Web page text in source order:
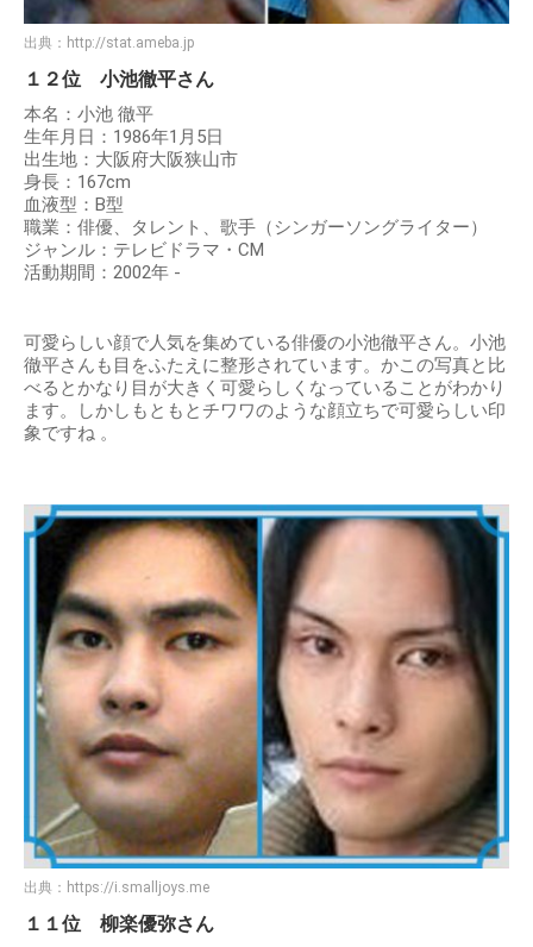
出典： http://stat.ameba.jp
１２位 小池徹平さん
本名：小池 徹平
生年月日：1986年1月5日
出生地：大阪府大阪狭山市
身長：167cm
血液型：B型
職業：俳優、タレント、歌手（シンガーソングライター）
ジャンル：テレビドラマ・CM
活動期間：2002年 -
可愛らしい顔で人気を集めている俳優の小池徹平さん。小池
徹平さんも目をふたえに整形されています。かこの写真と比
べるとかなり目が大きく可愛らしくなっていることがわかり
ます。しかしもともとチワワのような顔立ちで可愛らしい印
象ですね 。
出典： https://i.smalljoys.me
１１位 柳楽優弥さん